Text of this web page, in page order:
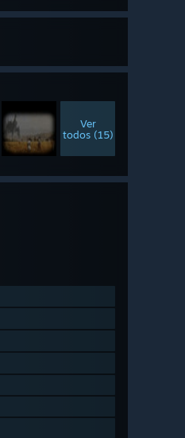
Ver
todos (15)